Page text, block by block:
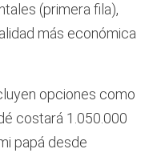
(primera fila),
más económica
opciones como
costará 1.050.000
papá desde